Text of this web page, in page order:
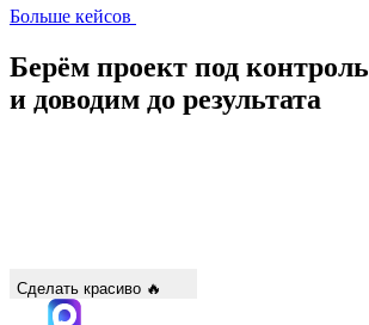
Больше кейсов
Берём проект под контроль
и доводим до результата
Сделать красиво 🔥